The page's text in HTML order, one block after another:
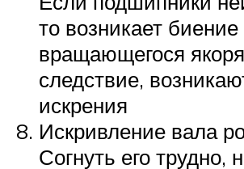
то возникает биение
вращающегося
следствие,
искрения
Искривление вала
Согнуть его трудно,